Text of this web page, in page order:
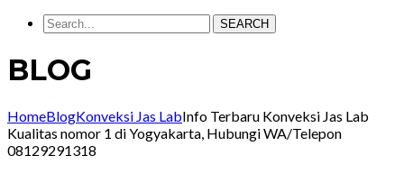
SEARCH
BLOG
HomeBlogKonveksi Jas LabInfo Terbaru Konveksi Jas Lab
Kualitas nomor 1 di Yogyakarta, Hubungi WA/Telepon
08129291318